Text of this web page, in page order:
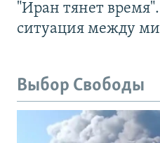
"Иран тянет
ситуация между
Выбор Свободы